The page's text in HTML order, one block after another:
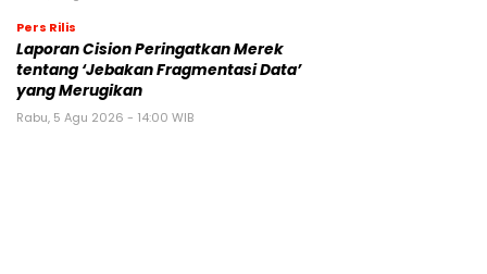
Pers Rilis
Laporan Cision Peringatkan Merek
tentang ‘Jebakan Fragmentasi Data’
yang Merugikan
Rabu, 5 Agu 2026 - 14:00 WIB